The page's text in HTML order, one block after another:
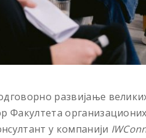
развијање
Факултета
у компанији